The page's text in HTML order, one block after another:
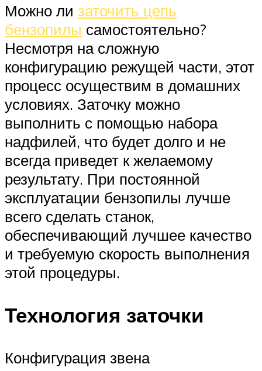
Можно ли заточить цепь
бензопилы самостоятельно?
Несмотря на сложную
конфигурацию режущей части, этот
процесс осуществим в домашних
условиях. Заточку можно
выполнить с помощью набора
надфилей, что будет долго и не
всегда приведет к желаемому
результату. При постоянной
эксплуатации бензопилы лучше
всего сделать станок,
обеспечивающий лучшее качество
и требуемую скорость выполнения
этой процедуры.
Технология заточки
Конфигурация звена